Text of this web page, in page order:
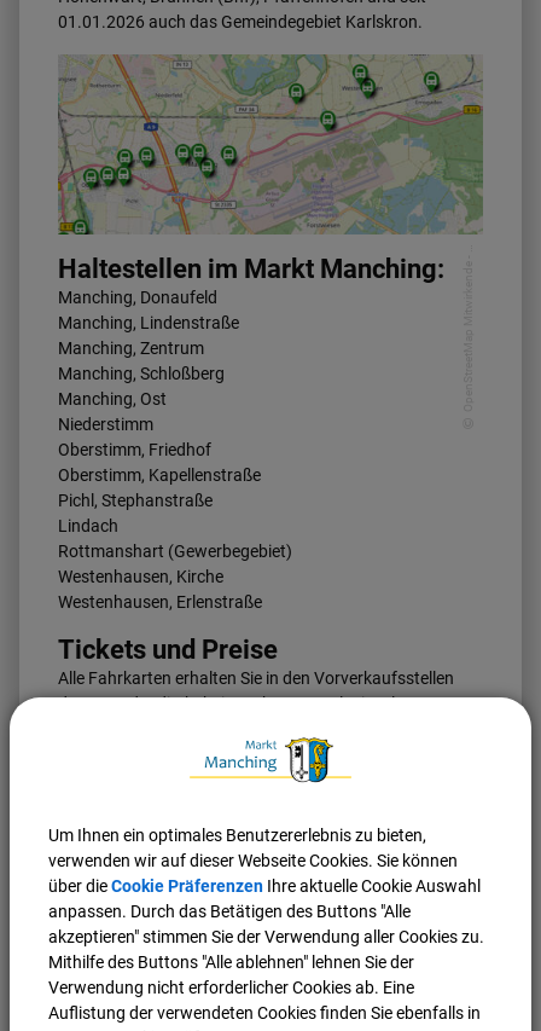
01.01.2026 auch das Gemeindegebiet Karlskron.
O
p
e
n
S
t
r
e
e
t
M
a
p
Mi
t
wi
r
k
e
n
d
e
V
G
I
A
ö
R
Haltestellen im Markt Manching:
Manching, Donaufeld
Manching, Lindenstraße
Manching, Zentrum
Manching, Schloßberg
Manching, Ost
Niederstimm
Oberstimm, Friedhof
Oberstimm, Kapellenstraße
Pichl, Stephanstraße
Lindach
Rottmanshart (Gewerbegebiet)
Westenhausen, Kirche
Westenhausen, Erlenstraße
Tickets und Preise
Alle Fahrkarten erhalten Sie in den Vorverkaufsstellen
des VGI oder direkt beim Fahrpersonal. Einzel-, Tages-
App beziehen. Für den FX55 gilt der streckenabhängige
Bedarfsverkehr-Tarif.
Luftlinientarif
Entfernung Erwachsene Kinder
2,00 € 1,00 €
<= 10 km 2,50 € 1,25 €
<= 15 km 3,00 € 1,50 €
Um Ihnen ein optimales Benutzererlebnis zu bieten,
verwenden wir auf dieser Webseite Cookies. Sie können
über dieCookie Präferenzen Ihre aktuelle Cookie Auswahl
anpassen. Durch das Betätigen des Buttons "Alle
akzeptieren" stimmen Sie der Verwendung aller Cookies zu.
Mithilfe des Buttons "Alle ablehnen" lehnen Sie der
Verwendung nicht erforderlicher Cookies ab. Eine
Auflistung der verwendeten Cookies finden Sie ebenfalls in